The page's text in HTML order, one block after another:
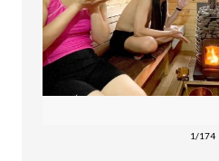
1/174